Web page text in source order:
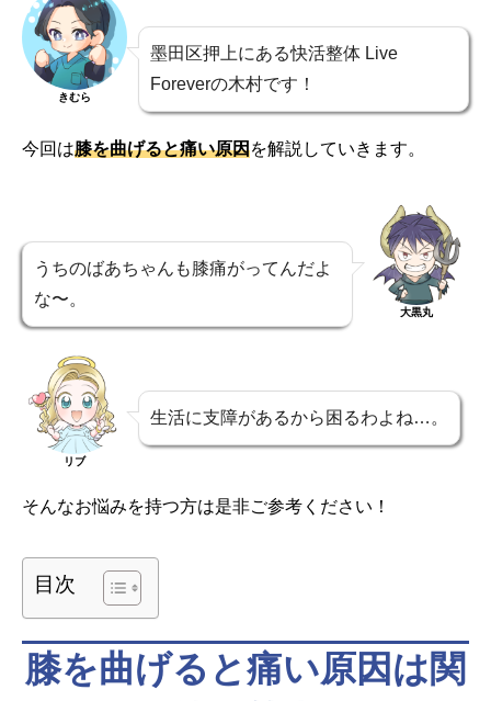
きむら
墨田区押上にある快活整体 Live
Foreverの木村です！
今回は膝を曲げると痛い原因を解説していきます。
うちのばあちゃんも膝痛がってんだよ
な〜。
大黒丸
リブ
生活に支障があるから困るわよね…。
そんなお悩みを持つ方は是非ご参考ください！
目次
膝を曲げると痛い原因は関